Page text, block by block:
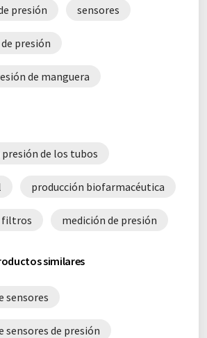
presión sensores
presión
de manguera
de los tubos
producción biofarmacéutica
filtros medición de presión
similares
sensores
sensores de presión